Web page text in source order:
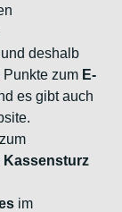
und deshalb
zum E-
es gibt auch
Kassensturz
im